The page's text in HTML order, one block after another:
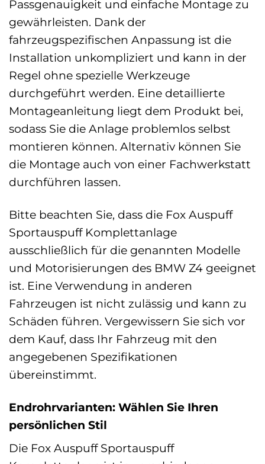
Passgenauigkeit und einfache Montage zu
gewährleisten. Dank der
fahrzeugspezifischen Anpassung ist die
Installation unkompliziert und kann in der
Regel ohne spezielle Werkzeuge
durchgeführt werden. Eine detaillierte
Montageanleitung liegt dem Produkt bei,
sodass Sie die Anlage problemlos selbst
montieren können. Alternativ können Sie
die Montage auch von einer Fachwerkstatt
durchführen lassen.
Bitte beachten Sie, dass die Fox Auspuff
Sportauspuff Komplettanlage
ausschließlich für die genannten Modelle
und Motorisierungen des BMW Z4 geeignet
ist. Eine Verwendung in anderen
Fahrzeugen ist nicht zulässig und kann zu
Schäden führen. Vergewissern Sie sich vor
dem Kauf, dass Ihr Fahrzeug mit den
angegebenen Spezifikationen
übereinstimmt.
Endrohrvarianten: Wählen Sie Ihren
persönlichen Stil
Die Fox Auspuff Sportauspuff